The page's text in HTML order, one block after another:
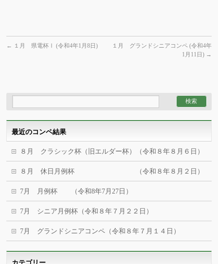
← １月 県電杯Ⅰ (令和4年1月8日)
１月 グランドシニアコンペ (令和4年
1月11日) →
最近のコンペ結果
８月 クラシック杯（旧エルダー杯）（令和８年８月６日）
８月 休日月例杯 （令和８年８月２日）
7月 月例杯 （令和8年7月27日）
7月 シニア月例杯（令和８年７月２２日）
7月 グランドシニアコンペ（令和８年７月１４日）